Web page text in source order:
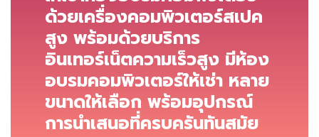
ด้วยเครื่องคอมพิวเตอร์สเปค
สูง พร้อมด้วยบริการ
อินเทอร์เน็ตความเร็วสูง มีห้อง
อบรมคอมพิวเตอร์ให้เช่า หลาย
ขนาดให้เลือก พร้อมอุปกรณ์
การนำเสนอที่ครบครันทันสมัย